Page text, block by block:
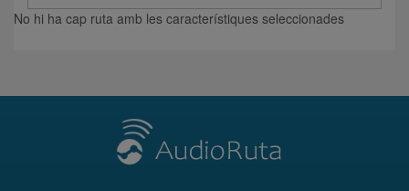
No hi ha cap ruta amb les característiques seleccionades